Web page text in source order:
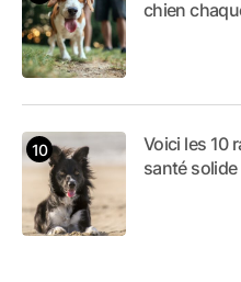
chien
Voici les 10
santé solide